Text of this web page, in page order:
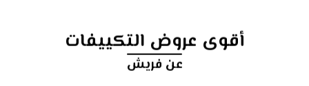
أقوى عروض التكييفات
عن فريش